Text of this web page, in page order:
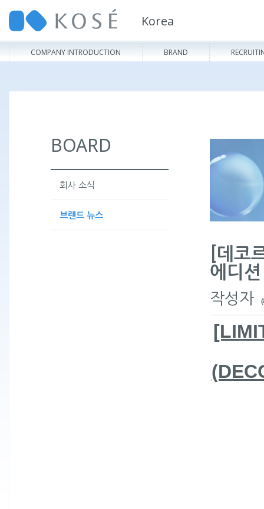
Korea
COMPANY INTRODUCTION BRAND
BOARD
회사 소식
브랜드 뉴스
[데코
에디
작성자